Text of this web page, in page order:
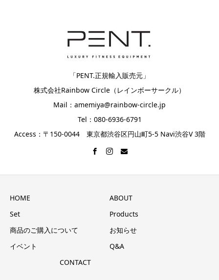
「PENT.正規輸入販売元」
株式会社Rainbow Circle（レインボーサークル）
Mail：amemiya@rainbow-circle.jp
Tel：080-6936-6791
Access：〒150-0044 東京都渋谷区円山町5-5 Navi渋谷V 3階
HOME
ABOUT
Set
Products
商品のご購入について
お知らせ
イベント
Q&A
CONTACT